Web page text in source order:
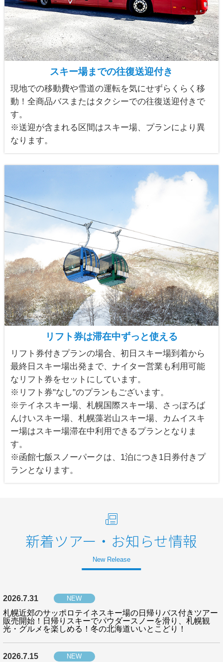
スキー場までの往復送迎付き
現地での移動費や雪道の運転を気にせずらくらく移
動！全商品バスまたはタクシーでの往復送迎付きで
す。
※送迎が含まれる区間はスキー場、プランにより異
なります。
リフト券は滞在中ずっと使える
リフト券付きプランの場合、初日スキー場到着から
最終日スキー場出発まで、ナイター営業も利用可能
なリフト券をセットにしています。
※リフト券"なし"のプランもございます。
※テイネスキー場、札幌国際スキー場、さっぽろば
んけいスキー場、札幌藻岩山スキー場、カムイスキ
ー場はスキー場滞在中利用できるプランとなりま
す。
※函館七飯スノーパークは、1泊につき1日券付きプ
ランとなります。
新着ツアー・お知らせ情報
New Release
2026.7.31 NEW
札幌近郊のサッポロテイネスキー場の日帰りバス付きツアー
販売開始！日帰りスキーでパウダースノーを滑り、札幌観
光・グルメを楽しめる！冬の北海道いいとこどり！
2026.7.15 NEW